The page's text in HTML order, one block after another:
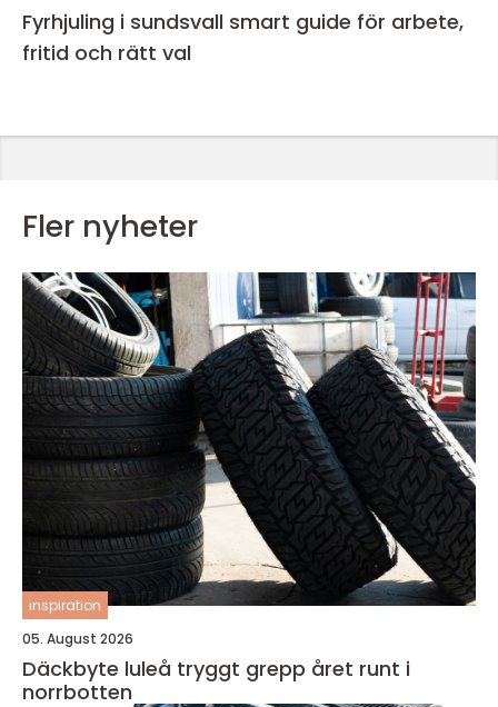
Fyrhjuling i sundsvall smart guide för arbete,
fritid och rätt val
Fler nyheter
inspiration
05. August 2026
Däckbyte luleå tryggt grepp året runt i
norrbotten